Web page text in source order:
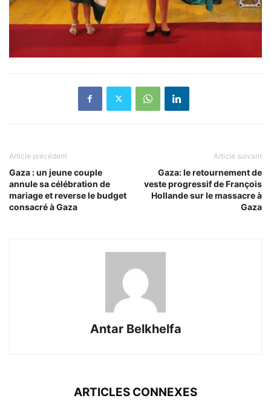
Article précédent
Gaza : un jeune couple
annule sa célébration de
mariage et reverse le budget
consacré à Gaza
Article suivant
Gaza: le retournement de
veste progressif de François
Hollande sur le massacre à
Gaza
Antar Belkhelfa
ARTICLES CONNEXES